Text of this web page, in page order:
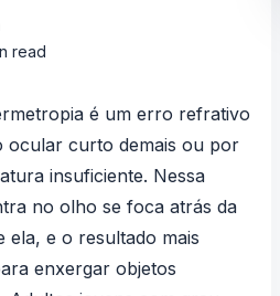
read
é um erro refrativo
ocular curto demais ou por
insuficiente. Nessa
no olho se foca atrás da
ela, e o resultado mais
enxergar objetos